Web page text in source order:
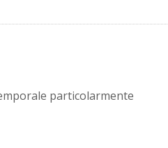
particolarmente